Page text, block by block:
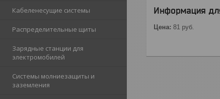
Кабеленесущие системы
Распределительные щиты
Зарядные станции для
электромобилей
Системы молниезащиты и
заземления
Информация
Цена: 81 руб.